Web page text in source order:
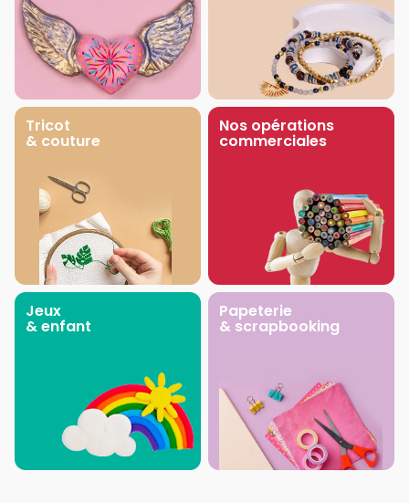
Tricot
& couture
Nos opérations
commerciales
Jeux
& enfant
Papeterie
& scrapbooking